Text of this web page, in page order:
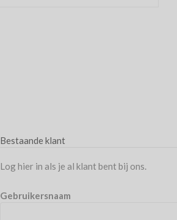
Bestaande klant
Log hier in als je al klant bent bij ons.
Gebruikersnaam